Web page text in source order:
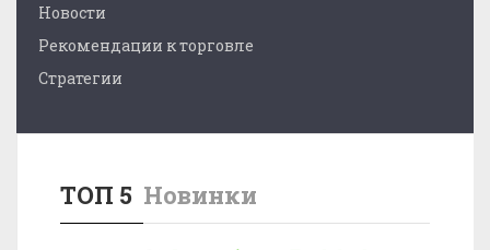
Новости
Рекомендации к торговле
Стратегии
ТОП 5 Новинки